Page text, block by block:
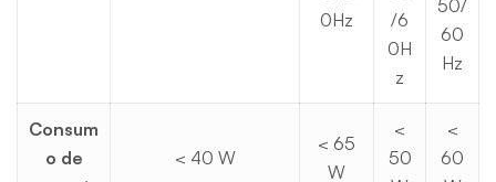
0Hz
/6
0H
z
50/
60
Hz
Consum
o de
< 40 W
< 65
W
<
50
<
60